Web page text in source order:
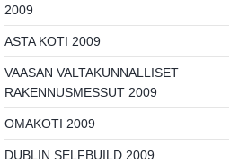
2009
ASTA KOTI 2009
VAASAN VALTAKUNNALLISET
RAKENNUSMESSUT 2009
OMAKOTI 2009
DUBLIN SELFBUILD 2009